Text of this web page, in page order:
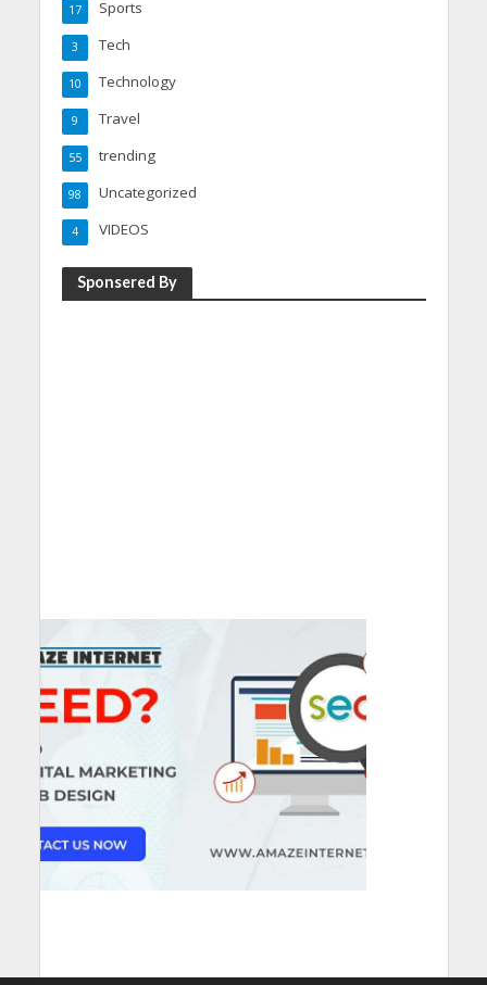
Sports
17
Tech
3
Technology
10
Travel
9
trending
55
Uncategorized
98
VIDEOS
4
Sponsered By